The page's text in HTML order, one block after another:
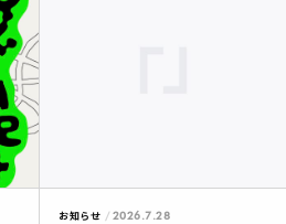
お知らせ 2026.7.28